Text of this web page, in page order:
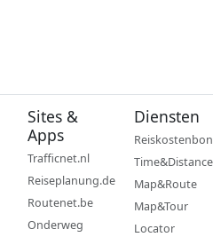
Sites &
Apps
Trafficnet.nl
Reiseplanung.de
Routenet.be
Onderweg
Diensten
Reiskostenbon
Time&Distance
Map&Route
Map&Tour
Locator